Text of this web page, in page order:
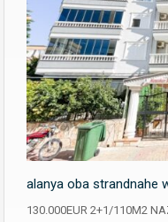
alanya oba strandnahe
130.000EUR 2+1/110M2